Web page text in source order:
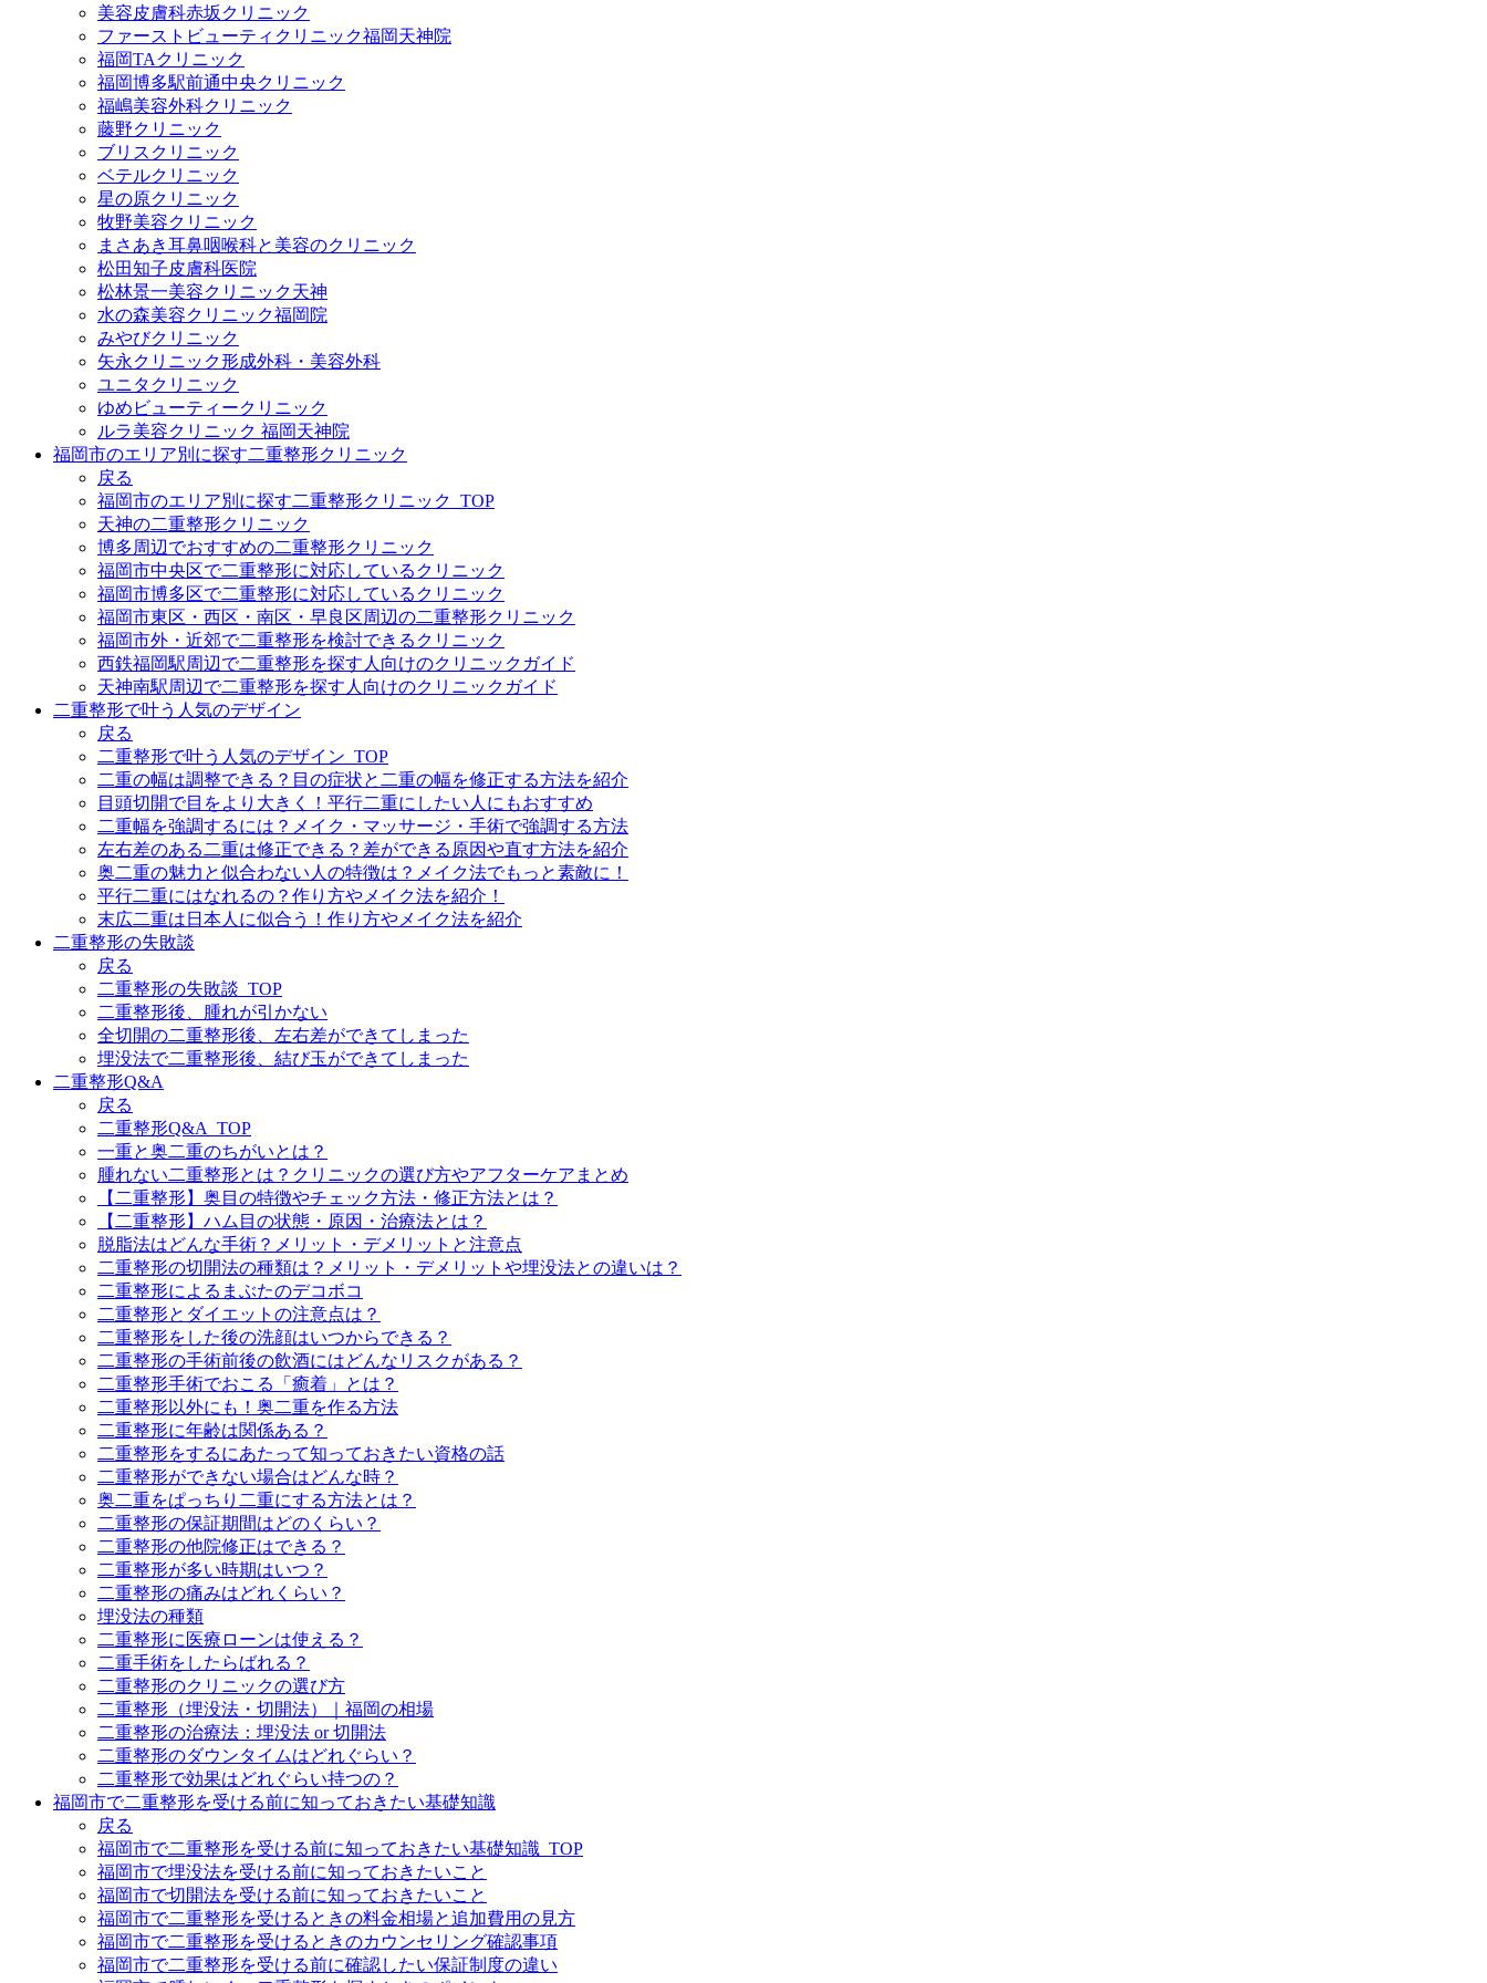
美容皮膚科赤坂クリニック
ファーストビューティクリニック福岡天神院
福岡TAクリニック
福岡博多駅前通中央クリニック
福嶋美容外科クリニック
藤野クリニック
ブリスクリニック
ベテルクリニック
星の原クリニック
牧野美容クリニック
まさあき耳鼻咽喉科と美容のクリニック
松田知子皮膚科医院
松林景一美容クリニック天神
水の森美容クリニック福岡院
みやびクリニック
矢永クリニック形成外科・美容外科
ユニタクリニック
ゆめビューティークリニック
ルラ美容クリニック 福岡天神院
福岡市のエリア別に探す二重整形クリニック
戻る
福岡市のエリア別に探す二重整形クリニック_TOP
天神の二重整形クリニック
博多周辺でおすすめの二重整形クリニック
福岡市中央区で二重整形に対応しているクリニック
福岡市博多区で二重整形に対応しているクリニック
福岡市東区・西区・南区・早良区周辺の二重整形クリニック
福岡市外・近郊で二重整形を検討できるクリニック
西鉄福岡駅周辺で二重整形を探す人向けのクリニックガイド
天神南駅周辺で二重整形を探す人向けのクリニックガイド
二重整形で叶う人気のデザイン
戻る
二重整形で叶う人気のデザイン_TOP
二重の幅は調整できる？目の症状と二重の幅を修正する方法を紹介
目頭切開で目をより大きく！平行二重にしたい人にもおすすめ
二重幅を強調するには？メイク・マッサージ・手術で強調する方法
左右差のある二重は修正できる？差ができる原因や直す方法を紹介
奥二重の魅力と似合わない人の特徴は？メイク法でもっと素敵に！
平行二重にはなれるの？作り方やメイク法を紹介！
末広二重は日本人に似合う！作り方やメイク法を紹介
二重整形の失敗談
戻る
二重整形の失敗談_TOP
二重整形後、腫れが引かない
全切開の二重整形後、左右差ができてしまった
埋没法で二重整形後、結び玉ができてしまった
二重整形Q&A
戻る
二重整形Q&A_TOP
一重と奥二重のちがいとは？
腫れない二重整形とは？クリニックの選び方やアフターケアまとめ
【二重整形】奥目の特徴やチェック方法・修正方法とは？
【二重整形】ハム目の状態・原因・治療法とは？
脱脂法はどんな手術？メリット・デメリットと注意点
二重整形の切開法の種類は？メリット・デメリットや埋没法との違いは？
二重整形によるまぶたのデコボコ
二重整形とダイエットの注意点は？
二重整形をした後の洗顔はいつからできる？
二重整形の手術前後の飲酒にはどんなリスクがある？
二重整形手術でおこる「癒着」とは？
二重整形以外にも！奥二重を作る方法
二重整形に年齢は関係ある？
二重整形をするにあたって知っておきたい資格の話
二重整形ができない場合はどんな時？
奥二重をぱっちり二重にする方法とは？
二重整形の保証期間はどのくらい？
二重整形の他院修正はできる？
二重整形が多い時期はいつ？
二重整形の痛みはどれくらい？
埋没法の種類
二重整形に医療ローンは使える？
二重手術をしたらばれる？
二重整形のクリニックの選び方
二重整形（埋没法・切開法）｜福岡の相場
二重整形の治療法：埋没法 or 切開法
二重整形のダウンタイムはどれぐらい？
二重整形で効果はどれぐらい持つの？
福岡市で二重整形を受ける前に知っておきたい基礎知識
戻る
福岡市で二重整形を受ける前に知っておきたい基礎知識_TOP
福岡市で埋没法を受ける前に知っておきたいこと
福岡市で切開法を受ける前に知っておきたいこと
福岡市で二重整形を受けるときの料金相場と追加費用の見方
福岡市で二重整形を受けるときのカウンセリング確認事項
福岡市で二重整形を受ける前に確認したい保証制度の違い